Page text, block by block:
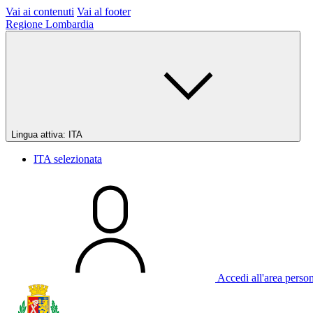
Vai ai contenuti Vai al footer
Regione Lombardia
Lingua attiva: ITA
ITA selezionata
Accedi all'area